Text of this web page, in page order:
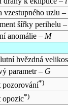
vzestupného uzlu –
šířky perihelu
anomálie – M
hvězdná
parametr – G
pozorování*)
opozic*)